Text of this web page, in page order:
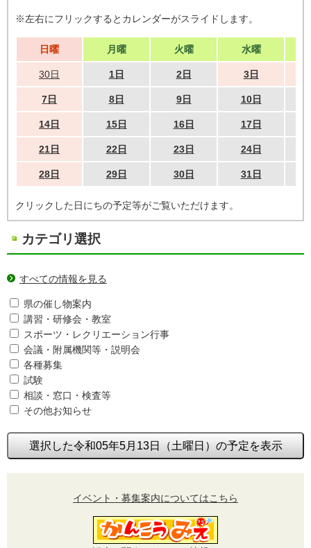
※左右にフリックするとカレンダーがスライドします。
日曜 月曜 火曜 水曜
30日 1日 2日 3日
7日 8日 9日 10日
14日 15日 16日 17日
21日 22日 23日 24日
28日 29日 30日 31日
クリックした日にちの予定等がご覧いただけます。
カテゴリ選択
すべての情報を見る
県の催し物案内
講習・研修会・教室
スポーツ・レクリエーション行事
会議・附属機関等・説明会
各種募集
試験
相談・窓口・検査等
その他お知らせ
選択した令和05年5月13日（土曜日）の予定を表示
イベント・募集案内についてはこちら